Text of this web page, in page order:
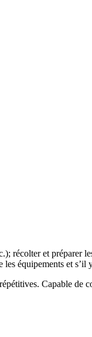
récolter et préparer
équipements et s’il
Capable de